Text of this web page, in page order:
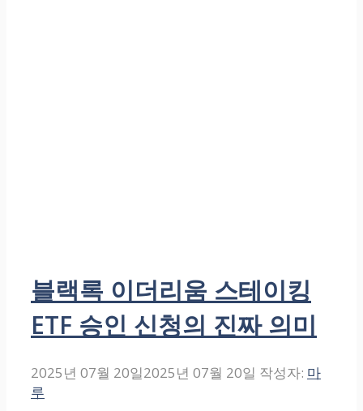
블랙록 이더리움 스테이킹
ETF 승인 신청의 진짜 의미
2025년 07월 20일2025년 07월 20일 작성자: 마
루